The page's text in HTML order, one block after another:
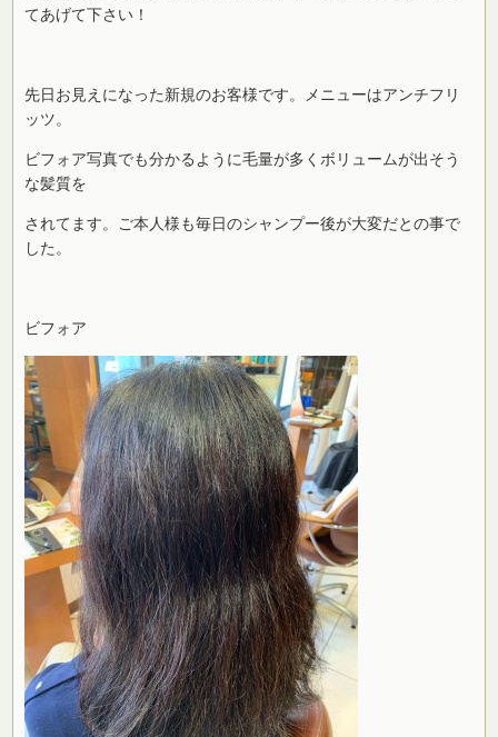
てあげて下さい！
先日お見えになった新規のお客様です。メニューはアンチフリ
ッツ。
ビフォア写真でも分かるように毛量が多くボリュームが出そう
な髪質を
されてます。ご本人様も毎日のシャンプー後が大変だとの事で
した。
ビフォア